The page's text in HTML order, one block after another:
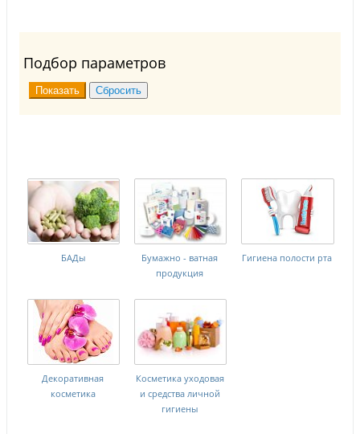
Подбор параметров
БАДы
Бумажно - ватная
продукция
Гигиена полости рта
Декоративная
косметика
Косметика уходовая
и средства личной
гигиены